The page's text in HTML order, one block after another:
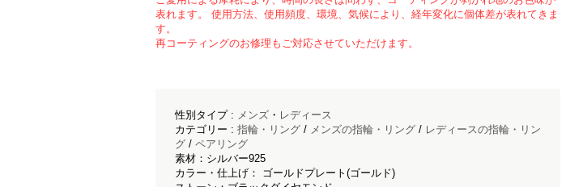
表れます。 使用方法、使用頻度、環境、気候により、経年変化に個体差が表れてきま
す。
再コーティングのお修理もご対応させていただけます。
性別タイプ : メンズ ・ レディース
カテゴリー : 指輪・リング / メンズの指輪・リング / レディースの指輪・リン
グ / ペアリング
素材：シルバー925
カラー・仕上げ： ゴールドプレート(ゴールド)